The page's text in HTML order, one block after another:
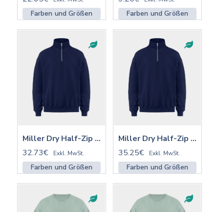
Farben und Größen Farben und Größen
Miller Dry Half-Zip ST/ST | STSU795
32.73€
Exkl. MwSt.
Farben und Größen
Miller Dry Half-Zip ST/ST mit Stick | STSU795
35.25€
Exkl. MwSt.
Farben und Größen